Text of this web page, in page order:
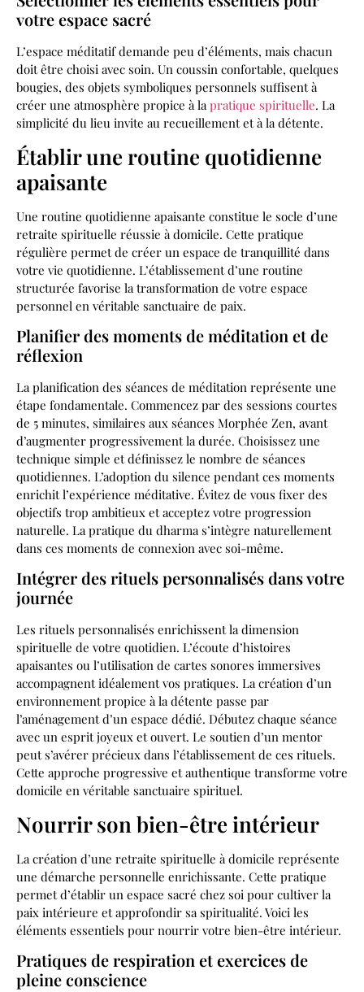
votre espace sacré
L’espace méditatif demande peu d’éléments, mais chacun
doit être choisi avec soin. Un coussin confortable, quelques
bougies, des objets symboliques personnels suffisent à
créer une atmosphère propice à lapratique spirituelle. La
simplicité du lieu invite au recueillement et à la détente.
Établir une routine quotidienne
apaisante
Une routine quotidienne apaisante constitue le socle d’une
retraite spirituelle réussie à domicile. Cette pratique
régulière permet de créer un espace de tranquillité dans
votre vie quotidienne. L’établissement d’une routine
structurée favorise la transformation de votre espace
personnel en véritable sanctuaire de paix.
Planifier des moments de méditation et de
réflexion
La planification des séances de méditation représente une
étape fondamentale. Commencez par des sessions courtes
de 5 minutes, similaires aux séances Morphée Zen, avant
d’augmenter progressivement la durée. Choisissez une
technique simple et définissez le nombre de séances
quotidiennes. L’adoption du silence pendant ces moments
enrichit l’expérience méditative. Évitez de vous fixer des
objectifs trop ambitieux et acceptez votre progression
naturelle. La pratique du dharma s’intègre naturellement
dans ces moments de connexion avec soi-même.
Intégrer des rituels personnalisés dans votre
journée
Les rituels personnalisés enrichissent la dimension
spirituelle de votre quotidien. L’écoute d’histoires
apaisantes ou l’utilisation de cartes sonores immersives
accompagnent idéalement vos pratiques. La création d’un
environnement propice à la détente passe par
l’aménagement d’un espace dédié. Débutez chaque séance
avec un esprit joyeux et ouvert. Le soutien d’un mentor
peut s’avérer précieux dans l’établissement de ces rituels.
Cette approche progressive et authentique transforme votre
domicile en véritable sanctuaire spirituel.
Nourrir son bien-être intérieur
La création d’une retraite spirituelle à domicile représente
une démarche personnelle enrichissante. Cette pratique
permet d’établir un espace sacré chez soi pour cultiver la
paix intérieure et approfondir sa spiritualité. Voici les
éléments essentiels pour nourrir votre bien-être intérieur.
Pratiques de respiration et exercices de
pleine conscience